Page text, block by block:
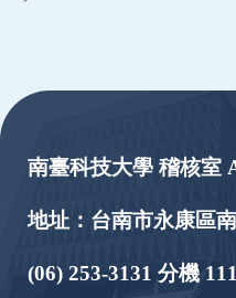
南臺科技大學 稽核室
地址：台南市永康區
(06) 253-3131 分機